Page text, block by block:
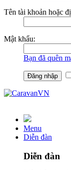
Tên tài khoản hoặc
Mật khẩu:
Bạn đã quên
Menu
Diễn đàn
Diễn đàn